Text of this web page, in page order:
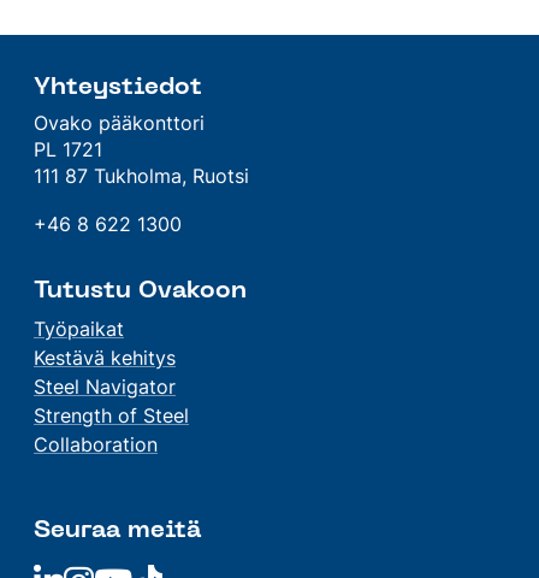
Yhteystiedot
Ovako pääkonttori
PL 1721
111 87 Tukholma, Ruotsi
+46 8 622 1300
Tutustu Ovakoon
Työpaikat
Kestävä kehitys
Steel Navigator
Strength of Steel
Collaboration
Seuraa meitä